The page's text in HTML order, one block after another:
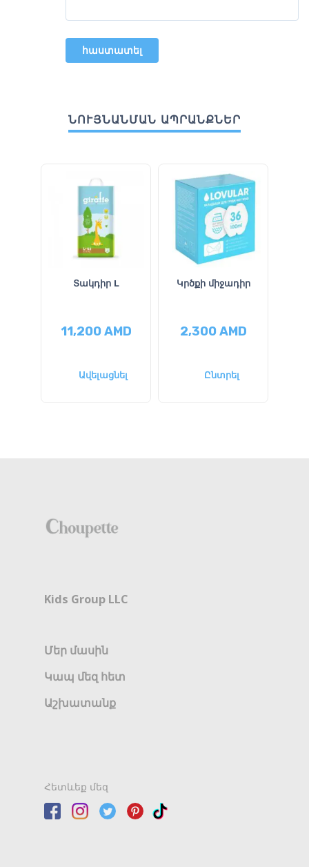
ՆՈՒՅՆԱՆՄԱՆ ԱՊՐԱՆՔՆԵՐ
Տակդիր L
11,200AMD
Ավելացնել
Կրծքի միջադիր
2,300AMD
Ընտրել
Kids Group LLC
Մեր մասին
Կապ մեզ հետ
Աշխատանք
Հետևեք մեզ